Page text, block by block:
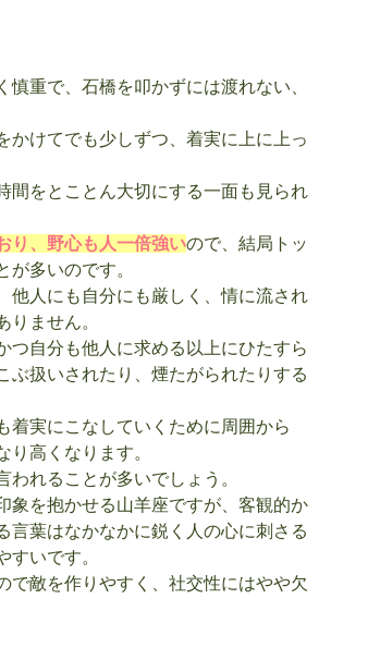
重で、石橋を叩かずには渡れない、
かけてでも少しずつ、着実に上に上っ
間をとことん大切にする一面も見られ
り、野心も人一倍強いので、結局トッ
が多いのです。
他人にも自分にも厳しく、情に流され
りません。
つ自分も他人に求める以上にひたすら
ぶ扱いされたり、煙たがられたりする
着実にこなしていくために周囲から
高くなります。
れることが多いでしょう。
象を抱かせる山羊座ですが、客観的か
言葉はなかなかに鋭く人の心に刺さる
すいです。
で敵を作りやすく、社交性にはやや欠